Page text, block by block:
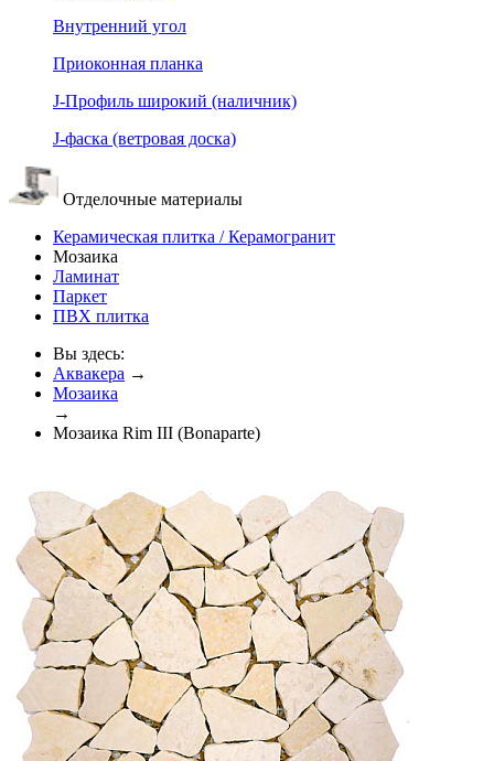
Внутренний угол
Приоконная планка
J-Профиль широкий (наличник)
J-фаска (ветровая доска)
Отделочные материалы
Керамическая плитка / Керамогранит
Мозаика
Ламинат
Паркет
ПВХ плитка
Вы здесь:
Аквакера →
Мозаика
→
Мозаика Rim III (Bonaparte)